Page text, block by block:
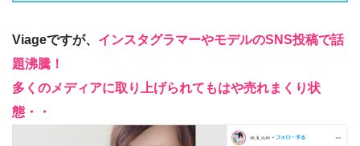
Viageですが、 インスタグラマーやモデルのSNS投稿で話
題沸騰！
多くのメディアに取り上げられてもはや売れまくり状
態・・